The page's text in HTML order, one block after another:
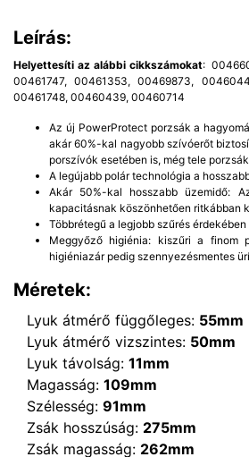
Leírás:
Helyettesíti az alábbi cikkszámokat:
00461747, 00461353, 00469873,
00461748, 00460439, 00460714
Az új PowerProtect porzsák a
akár 60%-kal nagyobb szívóerőt
porszívók esetében is, még tele
A legújabb polár technológia a
Akár 50%-kal hosszabb üzemidő:
kapacitásnak köszönhetően ritkábban
Többrétegű a legjobb szűrés érdekében
Meggyőző higiénia: kiszűri a finom
higiéniazár pedig szennyezésmentes
Méretek:
Lyuk átmérő függőleges: 55mm
Lyuk átmérő vizszintes: 50mm
Lyuk távolság: 11mm
Magasság: 109mm
Szélesség: 91mm
Zsák hosszúság: 275mm
Zsák magasság: 262mm